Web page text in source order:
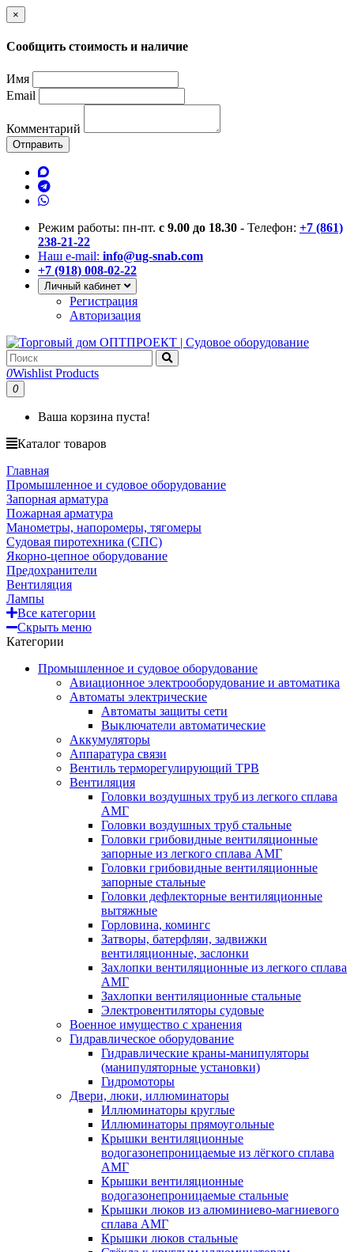
×
Сообщить стоимость и наличие
Имя
Email
Комментарий
Отправить
Режим работы: пн-пт. с 9.00 до 18.30 - Телефон: +7 (861)
238-21-22
Наш e-mail: info@ug-snab.com
+7 (918) 008-02-22
Личный кабинет
Регистрация
Авторизация
0Wishlist Products
0
Ваша корзина пуста!
Каталог товаров
Главная
Промышленное и судовое оборудование
Запорная арматура
Пожарная арматура
Манометры, напоромеры, тягомеры
Судовая пиротехника (СПС)
Якорно-цепное оборудование
Предохранители
Вентиляция
Лампы
Все категории
Скрыть меню
Категории
Промышленное и судовое оборудование
Авиационное электрооборудование и автоматика
Автоматы электрические
Автоматы защиты сети
Выключатели автоматические
Аккумуляторы
Аппаратура связи
Вентиль терморегулирующий ТРВ
Вентиляция
Головки воздушных труб из легкого сплава
АМГ
Головки воздушных труб стальные
Головки грибовидные вентиляционные
запорные из легкого сплава АМГ
Головки грибовидные вентиляционные
запорные стальные
Головки дефлекторные вентиляционные
вытяжные
Горловина, комингс
Затворы, батерфляи, задвижки
вентиляционные, заслонки
Захлопки вентиляционные из легкого сплава
АМГ
Захлопки вентиляционные стальные
Электровентиляторы судовые
Военное имущество с хранения
Гидравлическое оборудование
Гидравлические краны-манипуляторы
(манипуляторные установки)
Гидромоторы
Двери, люки, иллюминаторы
Иллюминаторы круглые
Иллюминаторы прямоугольные
Крышки вентиляционные
водогазонепроницаемые из лёгкого сплава
АМГ
Крышки вентиляционные
водогазонепроницаемые стальные
Крышки люков из алюминиево-магниевого
сплава АМГ
Крышки люков стальные